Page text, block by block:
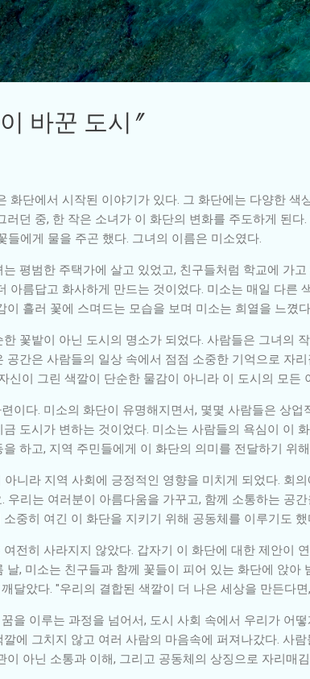
기본 콘텐츠로 건너뛰기
바꾼 도시"
화단에서 시작된 이야기가 있다. 그 화단에는 다양한 색
던 중, 한 작은 소녀가 이 화단의 변화를 주도하게 된
에게 물을 주곤 했다. 그녀의 이름은 미소였다.
평범한 주택가에 살고 있었고, 친구들처럼 학교에 가
아름답고 화사하게 만드는 것이었다. 미소는 매일 다른
흘러 꽃에 스며드는 모습을 보며 미소는 희열을 느꼈다.
꽃밭이 아닌 도시의 명소가 되었다. 사람들은 그녀의
공간은 사람들의 일상 속에서 점점 소중한 기억으로 자
신이 그린 색깔이 단순한 물감이 아니라 이 도시의 모든
이다. 미소의 화단이 유명해지면서, 몇몇 사람들은 상
도시가 변하는 것이었다. 미소는 사람들의 욕심이 이
하고, 지역 주민들에게 이 화단의 의미를 전달하기 위
니라 지역 사회에 긍정적인 영향을 미치게 되었다. 회
우리는 여러분이 아름다움을 가꾸고, 함께 소통하는 공
중히 여긴 이 화단을 지키기 위해 공동체를 이루기도 했
전히 사라지지 않았다. 갑자기 이 화단에 대한 제안이
, 미소는 친구들과 함께 꽃들이 피어 있는 화단에 앉아
달았다. "우리의 결합된 색깔이 더 나은 세상을 만든다
을 이루는 과정을 넘어서, 도시 사회 속에서 우리가 어
에 그치지 않고 여러 사람의 마음속에 퍼져나갔다. 사
아닌 소통과 이해, 그리고 공동체의 상징으로 자리매